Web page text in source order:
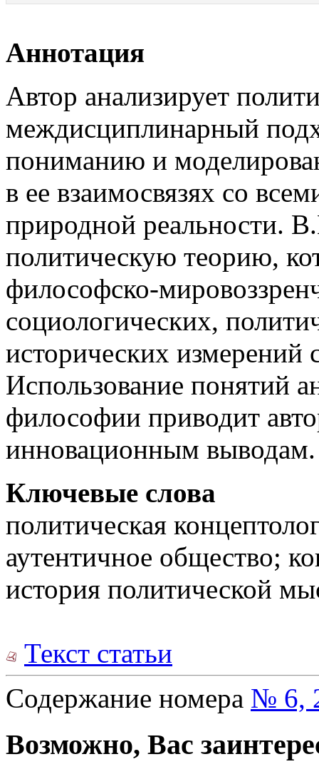
Аннотация
Автор анализирует
междисциплинарный
пониманию и
в ее взаимосвязях со
природной реальности.
политическую теорию,
философско-
социологических,
исторических измерений
Использование понятий
философии приводит
инновационным выводам.
Ключевые слова
политическая
аутентичное общество;
история политической
Текст статьи
Содержание номера № 6,
Возможно, Вас